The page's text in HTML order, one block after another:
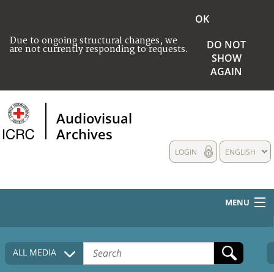
Due to ongoing structural changes, we
are not currently responding to requests.
OK
DO NOT
SHOW
AGAIN
Audiovisual
Archives
ENGLISH
LOGIN
MENU
HOME
COLLECTIONS DESCRIPTION
ALL MEDIA